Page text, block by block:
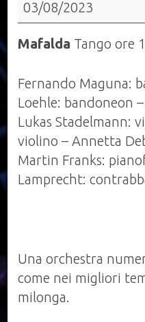
Paravento,
cucina
bar
dalle
18.00
alle
03.00,
Tango
03/08/2023
Mafalda Tango ore
Fernando Maguna:
Loehle: bandoneon
Lukas Stadelmann:
violino – Annetta
Martin Franks:
Lamprecht:
Una orchestra
come nei migliori
milonga.